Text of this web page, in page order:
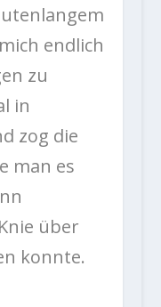
endlich
zu
in
zog die
man es
über
konnte.